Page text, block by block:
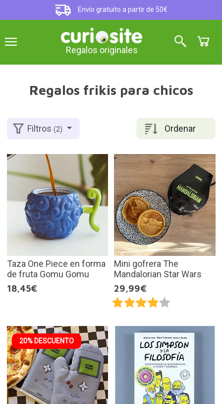
Envío gratuito a partir de 50€
Regalos originales
Regalos frikis para chicos
Ordenar
Filtros(2)
Taza One Piece en forma
de fruta Gomu Gomu
18,45€
Mini gofrera The
Mandalorian Star Wars
29,99€
20% DESCUENTO